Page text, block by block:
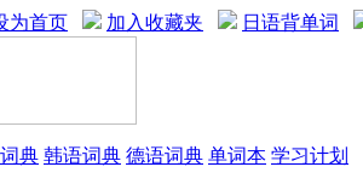
为首页 加入收藏夹 日语背单词
典 韩语词典 德语词典 单词本 学习计划